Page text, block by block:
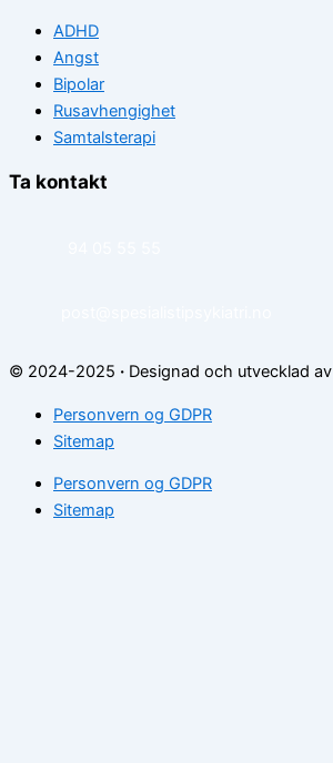
ADHD
Angst
Bipolar
Rusavhengighet
Samtalsterapi
Ta kontakt
© 2024-2025 · Designad och utvecklad av
Personvern og GDPR
Sitemap
Personvern og GDPR
Sitemap